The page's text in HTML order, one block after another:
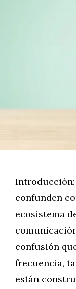
Introducción:
confunden
ecosistema
confusión
frecuencia,
están